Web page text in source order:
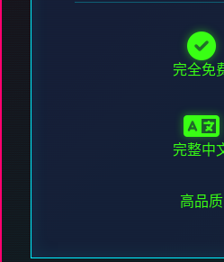
完全免
完整中
高品质